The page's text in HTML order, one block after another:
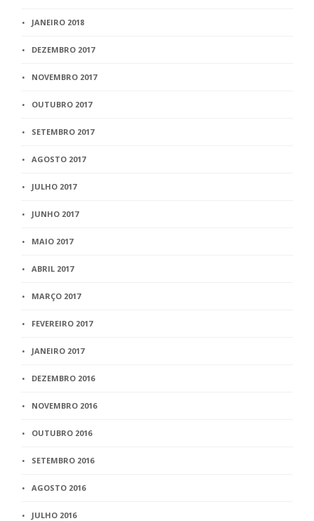
JANEIRO 2018
DEZEMBRO 2017
NOVEMBRO 2017
OUTUBRO 2017
SETEMBRO 2017
AGOSTO 2017
JULHO 2017
JUNHO 2017
MAIO 2017
ABRIL 2017
MARÇO 2017
FEVEREIRO 2017
JANEIRO 2017
DEZEMBRO 2016
NOVEMBRO 2016
OUTUBRO 2016
SETEMBRO 2016
AGOSTO 2016
JULHO 2016